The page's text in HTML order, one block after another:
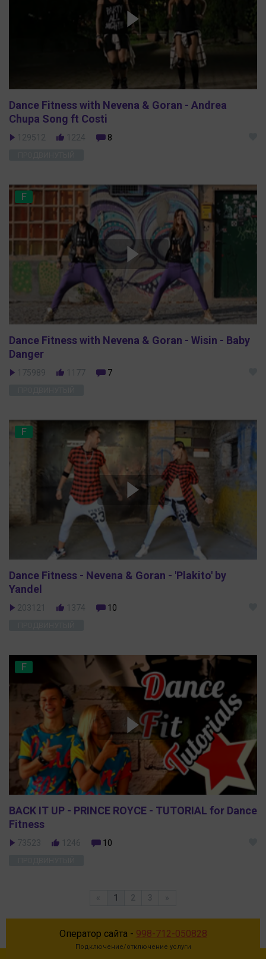
Dance Fitness with Nevena & Goran - Andrea
Chupa Song ft Costi
129512 1224 8
F
Dance Fitness with Nevena & Goran - Wisin - Baby
Danger
175989 1177 7
F
Dance Fitness - Nevena & Goran - 'Plakito' by
Yandel
203121 1374 10
F
BACK IT UP - PRINCE ROYCE - TUTORIAL for Dance
Fitness
73523 1246 10
« 1 2 3 »
Оператор сайта - 998-712-050828
Подключение/отключение услуги